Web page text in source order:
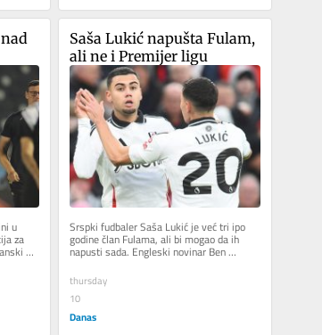
u
za
Saša Lukić napušta Fulam,
ali ne i Premijer ligu
Srspki fudbaler Saša Lukić je već tri ipo
godine član Fulama, ali bi mogao da ih
napusti sada. Engleski novinar Ben
Džejkobs najavljuje da će...
thursday
10
Danas